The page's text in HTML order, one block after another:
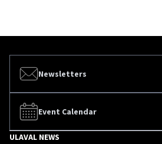
Newsletters
Event Calendar
ULAVAL NEWS